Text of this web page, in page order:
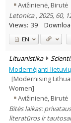
Avižinienė, Birutė
Letonica , 2025, 60,
Views: 39
EN
Lituanistika
Modernėjanti
[Modernising
Women]
Avižinienė, Birutė
Bitės laikas:
literatūros ir